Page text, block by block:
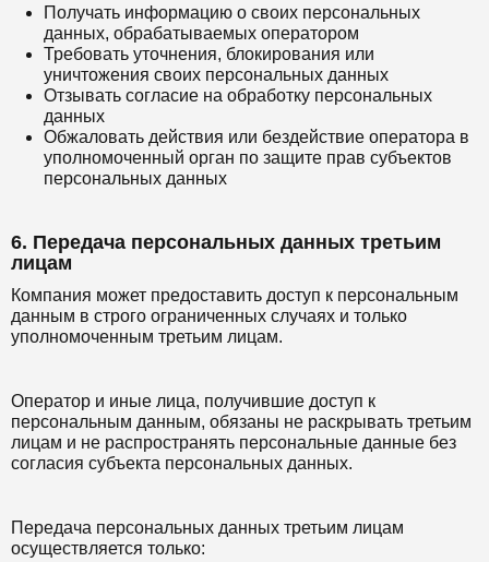
Получать информацию о своих персональных
данных, обрабатываемых оператором
Требовать уточнения, блокирования или
уничтожения своих персональных данных
Отзывать согласие на обработку персональных
данных
Обжаловать действия или бездействие оператора в
уполномоченный орган по защите прав субъектов
персональных данных
6. Передача персональных данных третьим
лицам
Компания может предоставить доступ к персональным
данным в строго ограниченных случаях и только
уполномоченным третьим лицам.
Оператор и иные лица, получившие доступ к
персональным данным, обязаны не раскрывать третьим
лицам и не распространять персональные данные без
согласия субъекта персональных данных.
Передача персональных данных третьим лицам
осуществляется только: